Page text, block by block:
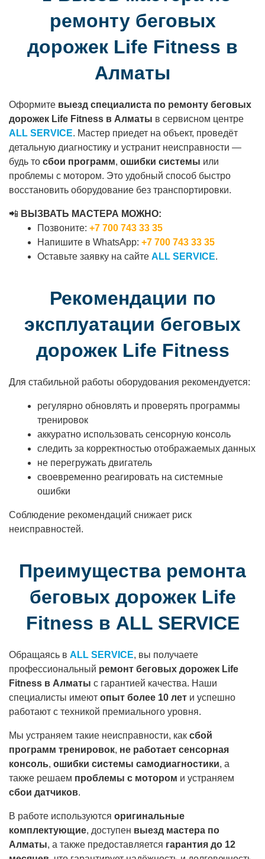
ремонту беговых
дорожек Life Fitness в
Алматы
Оформите выезд специалиста по ремонту беговых
дорожек Life Fitness в Алматы в сервисном центре
ALL SERVICE. Мастер приедет на объект, проведёт
детальную диагностику и устранит неисправности —
будь то сбои программ, ошибки системы или
проблемы с мотором. Это удобный способ быстро
восстановить оборудование без транспортировки.
📲 ВЫЗВАТЬ МАСТЕРА МОЖНО:
Позвоните: +7 700 743 33 35
Напишите в WhatsApp: +7 700 743 33 35
Оставьте заявку на сайте ALL SERVICE.
Рекомендации по
эксплуатации беговых
дорожек Life Fitness
Для стабильной работы оборудования рекомендуется:
регулярно обновлять и проверять программы
тренировок
аккуратно использовать сенсорную консоль
следить за корректностью отображаемых данных
не перегружать двигатель
своевременно реагировать на системные
ошибки
Соблюдение рекомендаций снижает риск
неисправностей.
Преимущества ремонта
беговых дорожек Life
Fitness в ALL SERVICE
Обращаясь в ALL SERVICE, вы получаете
профессиональный ремонт беговых дорожек Life
Fitness в Алматы с гарантией качества. Наши
специалисты имеют опыт более 10 лет и успешно
работают с техникой премиального уровня.
Мы устраняем такие неисправности, как сбой
программ тренировок, не работает сенсорная
консоль, ошибки системы самодиагностики, а
также решаем проблемы с мотором и устраняем
сбои датчиков.
В работе используются оригинальные
комплектующие, доступен выезд мастера по
Алматы, а также предоставляется гарантия до 12